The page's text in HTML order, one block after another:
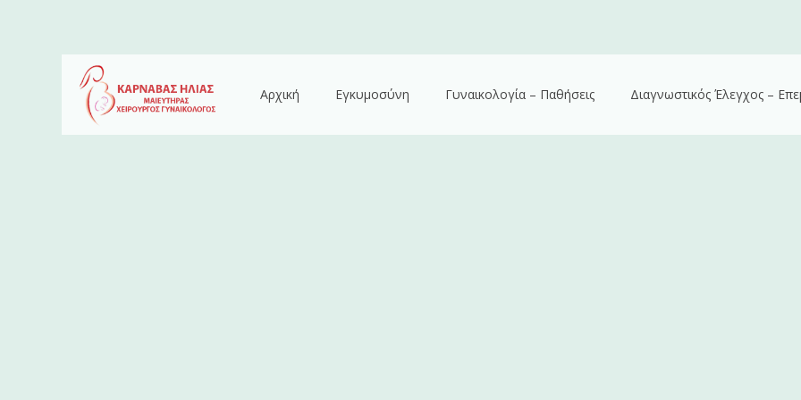
Αρχική Εγκυμοσύνη Γυναικολογία – Παθήσεις Διαγνωστικός Έλεγχος –